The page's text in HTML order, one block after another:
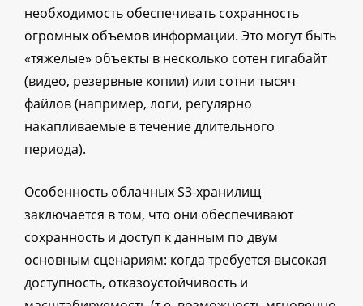
необходимость обеспечивать сохранность
огромных объемов информации. Это могут быть
«тяжелые» объекты в несколько сотен гигабайт
(видео, резервные копии) или сотни тысяч
файлов (например, логи, регулярно
накапливаемые в течение длительного
периода).
Особенность облачных S3-хранилищ
заключается в том, что они обеспечивают
сохранность и доступ к данным по двум
основным сценариям: когда требуется высокая
доступность, отказоустойчивость и